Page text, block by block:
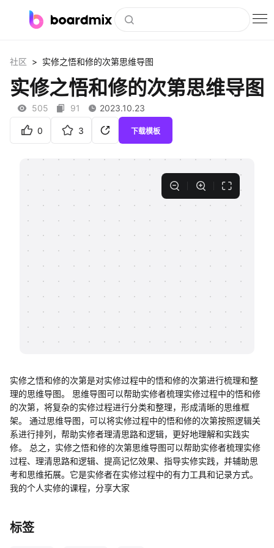
社区资源
下载
客户案例
知识分享社区
社区 > 实修之悟和修的次第思维导图
实修之悟和修的次第思维导图
505 91 2023.10.23
0 3 下载模板
实修之悟和修的次第是对实修过程中的悟和修的次第进行梳理和整
理的思维导图。 思维导图可以帮助实修者梳理实修过程中的悟和修
的次第，将复杂的实修过程进行分类和整理，形成清晰的思维框
架。 通过思维导图，可以将实修过程中的悟和修的次第按照逻辑关
系进行排列，帮助实修者理清思路和逻辑，更好地理解和实践实
修。 总之，实修之悟和修的次第思维导图可以帮助实修者梳理实修
过程、理清思路和逻辑、提高记忆效果、指导实修实践，并辅助思
考和思维拓展。它是实修者在实修过程中的有力工具和记录方式。
我的个人实修的课程，分享大家
标签